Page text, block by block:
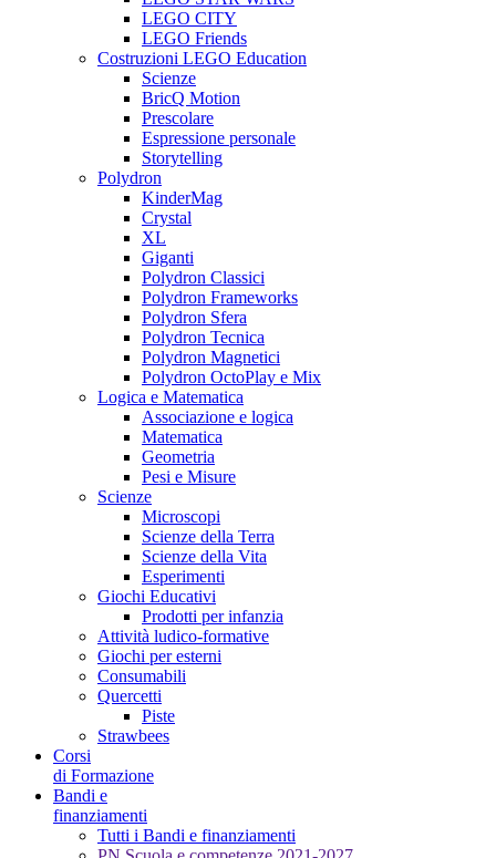
LEGO CITY
LEGO Friends
Costruzioni LEGO Education
Scienze
BricQ Motion
Prescolare
Espressione personale
Storytelling
Polydron
KinderMag
Crystal
XL
Giganti
Polydron Classici
Polydron Frameworks
Polydron Sfera
Polydron Tecnica
Polydron Magnetici
Polydron OctoPlay e Mix
Logica e Matematica
Associazione e logica
Matematica
Geometria
Pesi e Misure
Scienze
Microscopi
Scienze della Terra
Scienze della Vita
Esperimenti
Giochi Educativi
Prodotti per infanzia
Attività ludico-formative
Giochi per esterni
Consumabili
Quercetti
Piste
Strawbees
Corsi
di Formazione
Bandi e
finanziamenti
Tutti i Bandi e finanziamenti